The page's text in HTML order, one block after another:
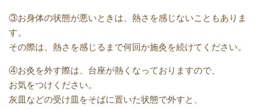
③お身体の状態が悪いときは、熱さを感じないこともありま
す。
その際は、熱さを感じるまで何回か施灸を続けてください。
④お灸を外す際は、台座が熱くなっておりますので、
お気をつけください。
灰皿などの受け皿をそばに置いた状態で外すと、